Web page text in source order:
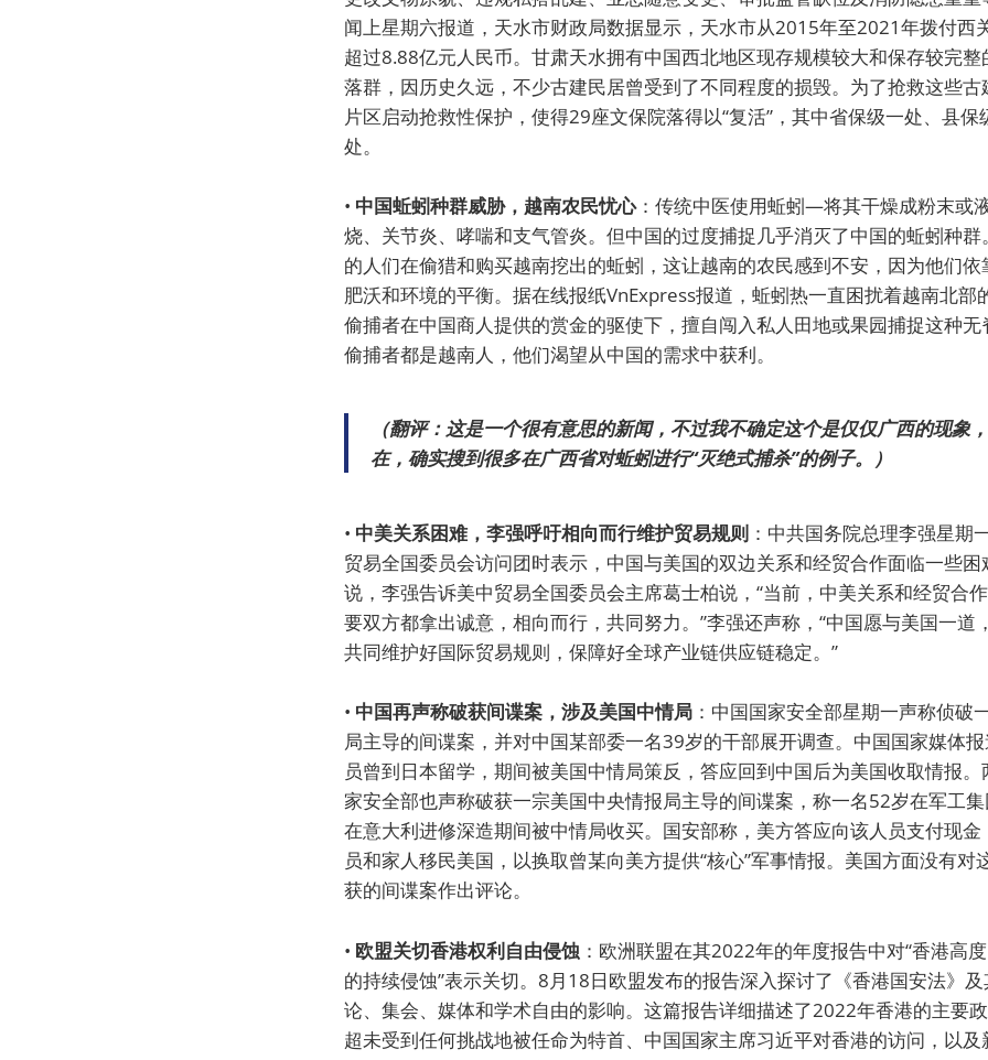
闻上星期六报道，天水市财政局数据显示，天水市从2015年至2021年拨付西
超过8.88亿元人民币。甘肃天水拥有中国西北地区现存规模较大和保存较完
落群，因历史久远，不少古建民居曾受到了不同程度的损毁。为了抢救这些
片区启动抢救性保护，使得29座文保院落得以“复活”，其中省保级一处、县
处。
• 中国蚯蚓种群威胁，越南农民忧心：传统中医使用蚯蚓—将其干燥成粉末或
烧、关节炎、哮喘和支气管炎。但中国的过度捕捉几乎消灭了中国的蚯蚓种
的人们在偷猎和购买越南挖出的蚯蚓，这让越南的农民感到不安，因为他们
肥沃和环境的平衡。据在线报纸VnExpress报道，蚯蚓热一直困扰着越南北部
偷捕者在中国商人提供的赏金的驱使下，擅自闯入私人田地或果园捕捉这种
偷捕者都是越南人，他们渴望从中国的需求中获利。
（翻评：这是一个很有意思的新闻，不过我不确定这个是仅仅广西的现象
在，确实搜到很多在广西省对蚯蚓进行“灭绝式捕杀”的例子。）
• 中美关系困难，李强呼吁相向而行维护贸易规则 ：中共国务院总理李强星期
贸易全国委员会访问团时表示，中国与美国的双边关系和经贸合作面临一些困
说，李强告诉美中贸易全国委员会主席葛士柏说，“当前，中美关系和经贸合
要双方都拿出诚意，相向而行，共同努力。”李强还声称，“中国愿与美国一道
共同维护好国际贸易规则，保障好全球产业链供应链稳定。”
• 中国再声称破获间谍案，涉及美国中情局 ：中国国家安全部星期一声称侦破
局主导的间谍案，并对中国某部委一名39岁的干部展开调查。中国国家媒体
员曾到日本留学，期间被美国中情局策反，答应回到中国后为美国收取情报
家安全部也声称破获一宗美国中央情报局主导的间谍案，称一名52岁在军工
在意大利进修深造期间被中情局收买。国安部称，美方答应向该人员支付现金
员和家人移民美国，以换取曾某向美方提供“核心”军事情报。美国方面没有对
获的间谍案作出评论。
• 欧盟关切香港权利自由侵蚀 ：欧洲联盟在其2022年的年度报告中对“香港高
的持续侵蚀”表示关切。8月18日欧盟发布的报告深入探讨了《香港国安法》
论、集会、媒体和学术自由的影响。这篇报告详细描述了2022年香港的主要
超未受到任何挑战地被任命为特首、中国国家主席习近平对香港的访问，以